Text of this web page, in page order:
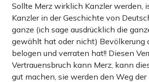
Sollte Merz wirklich Kanzler werden,
Kanzler in der Geschichte von
ganze (ich sage ausdrücklich die
gewählt hat oder nicht) Bevölkerung
belogen und verraten hat!! Diesen
Vertrauensbruch kann Merz, kann
gut machen, sie werden den Weg